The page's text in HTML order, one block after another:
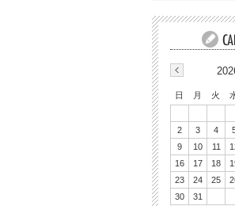
日 月 火
2
3 4
9
10 11
16
17 18
23
24 25
30
31